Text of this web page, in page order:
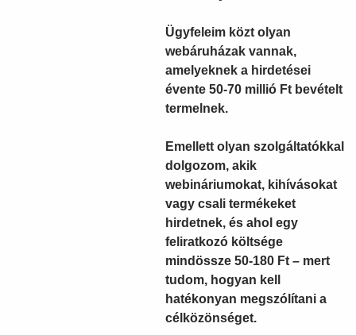
Ügyfeleim közt olyan
webáruházak vannak,
amelyeknek a hirdetései
évente 50-70 millió Ft bevételt
termelnek.
Emellett olyan szolgáltatókkal
dolgozom, akik
webináriumokat, kihívásokat
vagy csali termékeket
hirdetnek, és ahol egy
feliratkozó költsége
mindössze 50-180 Ft – mert
tudom, hogyan kell
hatékonyan megszólítani a
célközönséget.